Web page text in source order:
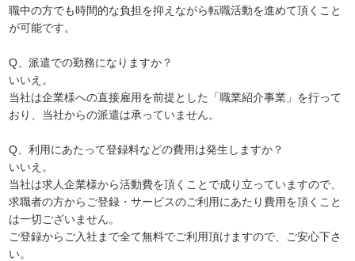
職中の方でも時間的な負担を抑えながら転職活動を進めて頂くこと
が可能です。
Q、派遣での勤務になりますか？
いいえ。
当社は企業様への直接雇用を前提とした「職業紹介事業」を行って
おり、当社からの派遣は承っていません。
Q、利用にあたって登録料などの費用は発生しますか？
いいえ。
当社は求人企業様から活動費を頂くことで成り立っていますので、
求職者の方からご登録・サービスのご利用にあたり費用を頂くこと
は一切ございません。
ご登録からご入社まで全て無料でご利用頂けますので、ご安心下さ
い。